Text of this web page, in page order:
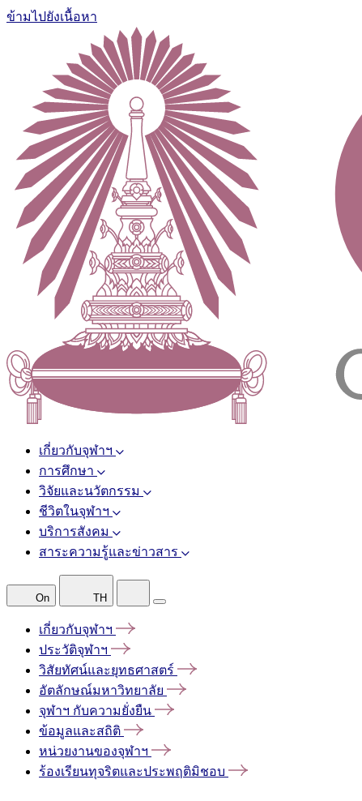
ข้ามไปยังเนื้อหา
เกี่ยวกับจุฬาฯ
การศึกษา
วิจัยและนวัตกรรม
ชีวิตในจุฬาฯ
บริการสังคม
สาระความรู้และข่าวสาร
On TH
เกี่ยวกับจุฬาฯ
ประวัติจุฬาฯ
วิสัยทัศน์และยุทธศาสตร์
อัตลักษณ์มหาวิทยาลัย
จุฬาฯ กับความยั่งยืน
ข้อมูลและสถิติ
หน่วยงานของจุฬาฯ
ร้องเรียนทุจริตและประพฤติมิชอบ